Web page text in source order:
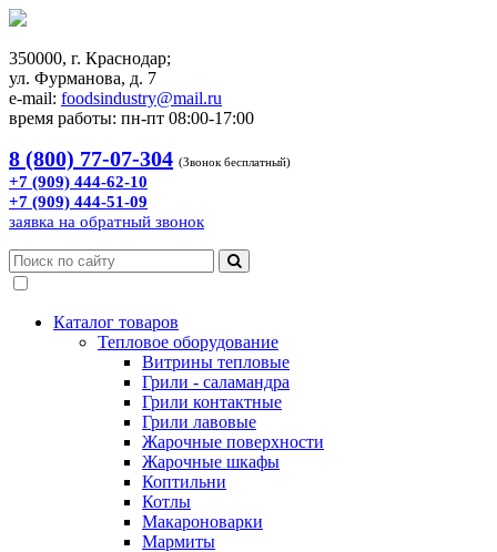
350000, г. Краснодар;
ул. Фурманова, д. 7
e-mail: foodsindustry@mail.ru
время работы: пн-пт 08:00-17:00
8 (800) 77-07-304 (Звонок бесплатный)
+7 (909) 444-62-10
+7 (909) 444-51-09
заявка на обратный звонок
Каталог товаров
Тепловое оборудование
Витрины тепловые
Грили - саламандра
Грили контактные
Грили лавовые
Жарочные поверхности
Жарочные шкафы
Коптильни
Котлы
Макароноварки
Мармиты